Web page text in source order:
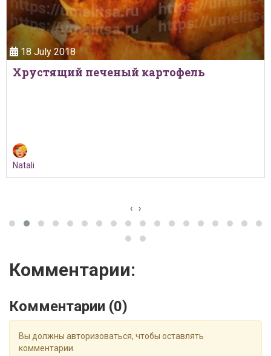
18 July 2018
Хрустящий печеный картофель
Natali
‹ ›
Комментарии:
Комментарии (0)
Вы должны авторизоваться, чтобы оставлять
комментарии.